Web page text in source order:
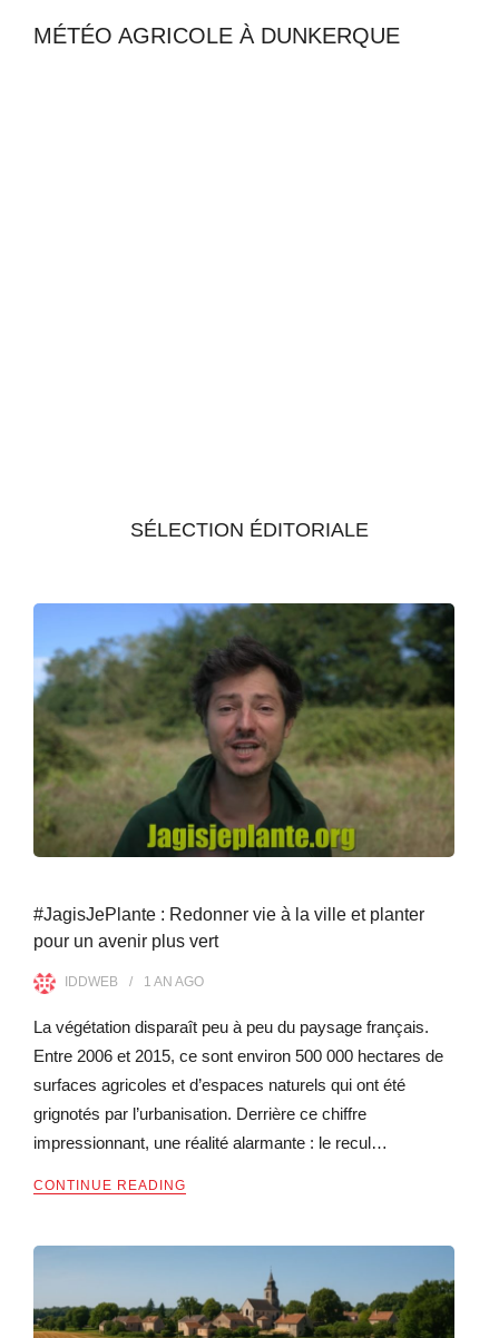
MÉTÉO AGRICOLE À DUNKERQUE
SÉLECTION ÉDITORIALE
#JagisJePlante : Redonner vie à la ville et planter
pour un avenir plus vert
IDDWEB 1 AN AGO
La végétation disparaît peu à peu du paysage français.
Entre 2006 et 2015, ce sont environ 500 000 hectares de
surfaces agricoles et d’espaces naturels qui ont été
grignotés par l’urbanisation. Derrière ce chiffre
impressionnant, une réalité alarmante : le recul…
CONTINUE READING